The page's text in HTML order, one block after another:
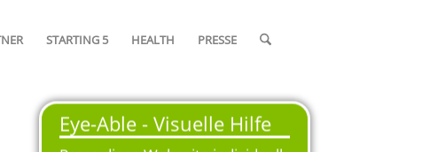
STARTING 5 HEALTH PRESSE
OFFIZIELLER SPIELBALL DER
SAISON 2024/25